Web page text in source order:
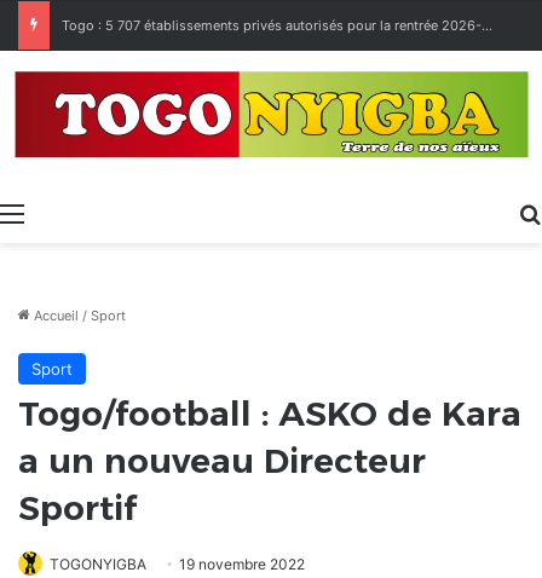
Made in Togo 2026 : un bilan positif qui prépare le terrain pour la Foire Internationale de Lomé
Menu
Accueil / Sport
Sport
Togo/football : ASKO de Kara
a un nouveau Directeur
Sportif
TOGONYIGBA 19 novembre 2022